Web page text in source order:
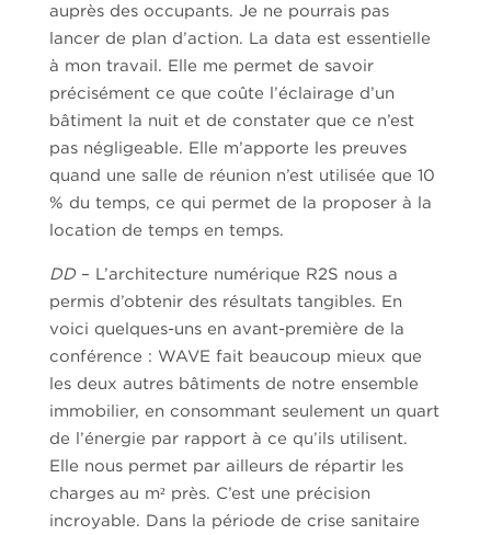
auprès des occupants. Je ne pourrais pas
lancer de plan d’action. La data est essentielle
à mon travail. Elle me permet de savoir
précisément ce que coûte l’éclairage d’un
bâtiment la nuit et de constater que ce n’est
pas négligeable. Elle m’apporte les preuves
quand une salle de réunion n’est utilisée que 10
% du temps, ce qui permet de la proposer à la
location de temps en temps.
DD– L’architecture numérique R2S nous a
permis d’obtenir des résultats tangibles. En
voici quelques-uns en avant-première de la
conférence : WAVE fait beaucoup mieux que
les deux autres bâtiments de notre ensemble
immobilier, en consommant seulement un quart
de l’énergie par rapport à ce qu’ils utilisent.
Elle nous permet par ailleurs de répartir les
charges au m² près. C’est une précision
incroyable. Dans la période de crise sanitaire